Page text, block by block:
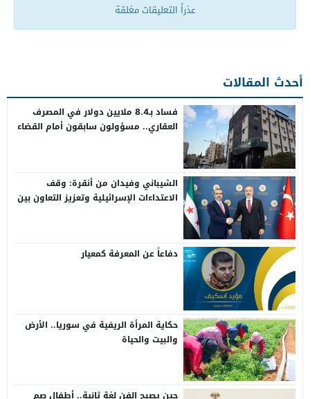
عذراً التعليقات مغلقة
أحدث المقالات
فساد بـ8.4 ملايين دولار في المصرف
العقاري.. مسؤولون سابقون أمام القضاء
الشيباني وفيدان من أنقرة: وقف
الاعتداءات الإسرائيلية وتعزيز التعاون بين
دفاعاً عن المعرفة كمعيار
حكاية المرأة الريفية في سوريا.. الأرض
والبيت والحياة
حين يصبح الفن لغة ثانية.. أطفال صم